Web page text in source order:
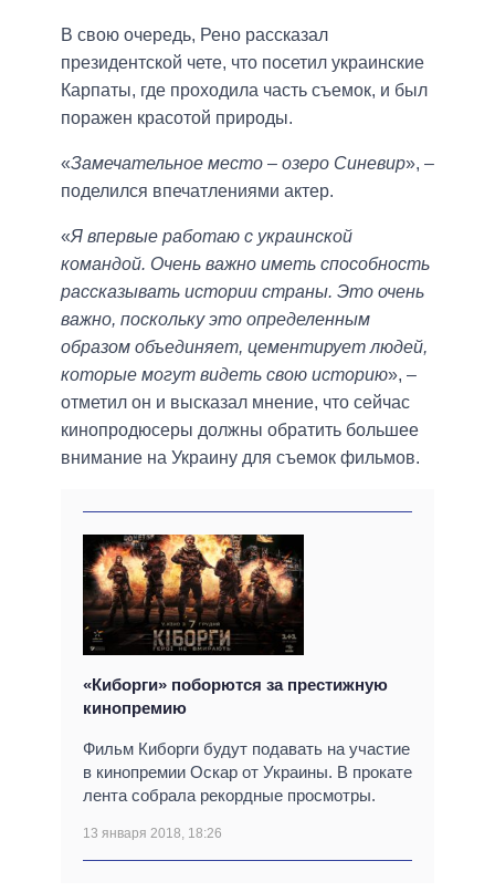
В свою очередь, Рено рассказал
президентской чете, что посетил украинские
Карпаты, где проходила часть съемок, и был
поражен красотой природы.
«Замечательное место – озеро Синевир», –
поделился впечатлениями актер.
«Я впервые работаю с украинской
командой. Очень важно иметь способность
рассказывать истории страны. Это очень
важно, поскольку это определенным
образом объединяет, цементирует людей,
которые могут видеть свою историю», –
отметил он и высказал мнение, что сейчас
кинопродюсеры должны обратить большее
внимание на Украину для съемок фильмов.
«Киборги» поборются за престижную
кинопремию
Фильм Киборги будут подавать на участие
в кинопремии Оскар от Украины. В прокате
лента собрала рекордные просмотры.
13 января 2018, 18:26